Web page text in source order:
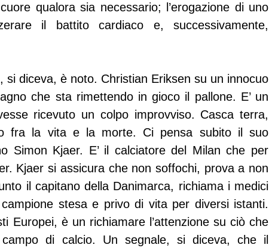
qualora sia necessario; l’erogazione di uno
il battito cardiaco e, successivamente,
si diceva, è noto. Christian Eriksen su un innocuo
che sta rimettendo in gioco il pallone. E’ un
ricevuto un colpo improvviso. Casca terra,
fra la vita e la morte. Ci pensa subito il suo
Simon Kjaer. E’ il calciatore del Milan che per
Kjaer si assicura che non soffochi, prova a non
il capitano della Danimarca, richiama i medici
stesa e privo di vita per diversi istanti.
Europei, è un richiamare l’attenzione su ciò che
di calcio. Un segnale, si diceva, che il